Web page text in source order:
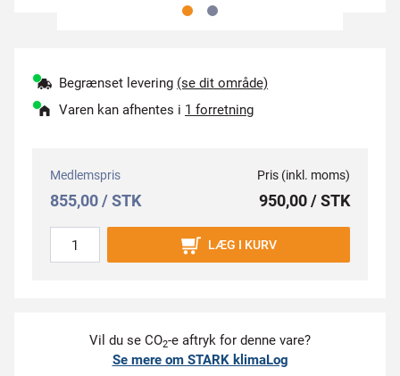
Begrænset levering (se dit område)
Varen kan afhentes i 1 forretning
Medlemspris
855,00 / STK
Pris (inkl. moms)
950,00 / STK
LÆG I KURV
Vil du se CO2-e aftryk for denne vare?
Se mere om STARK klimaLog